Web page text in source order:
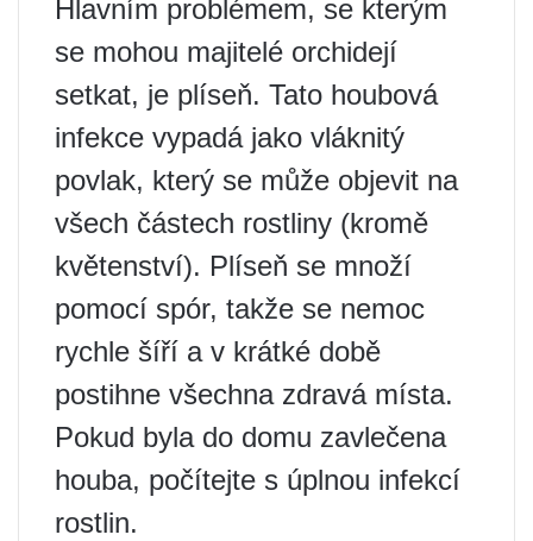
Hlavním problémem, se kterým
se mohou majitelé orchidejí
setkat, je plíseň. Tato houbová
infekce vypadá jako vláknitý
povlak, který se může objevit na
všech částech rostliny (kromě
květenství). Plíseň se množí
pomocí spór, takže se nemoc
rychle šíří a v krátké době
postihne všechna zdravá místa.
Pokud byla do domu zavlečena
houba, počítejte s úplnou infekcí
rostlin.